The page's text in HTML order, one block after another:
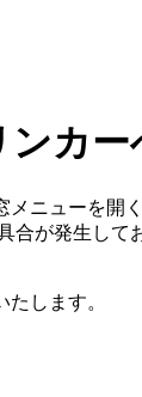
ンカ
メニューを開
合が発生して
します。